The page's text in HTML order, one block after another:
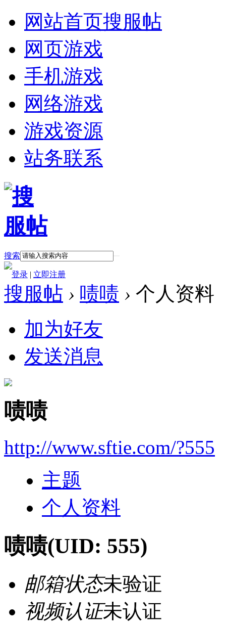
网站首页搜服帖
网页游戏
手机游戏
网络游戏
游戏资源
站务联系
搜索
登录 | 立即注册
搜服帖 › 啧啧 › 个人资料
加为好友
发送消息
啧啧
http://www.sftie.com/?555
主题
个人资料
啧啧(UID: 555)
邮箱状态未验证
视频认证未认证